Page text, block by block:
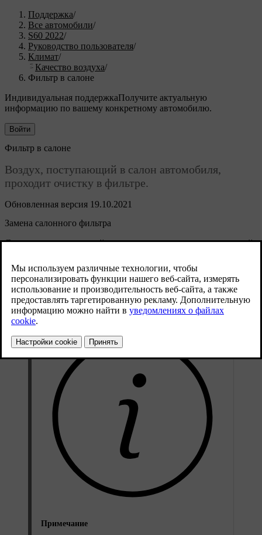
Поддержка/
Все автомобили/
S60 2022/
Руководство пользователя/
Климат/
Качество воздуха/
Фильтр в салоне
Индивидуальная поддержкаПолучите актуальную
информацию по вашему конкретному автомобилю.
Войти
Обновленная версия 19.10.2021
Фильтр в салоне
Воздух, поступающий в салон автомобиля,
проходит очистку в фильтре.
Замена салонного фильтра
Для сохранения высокой производительности климатической
Выполняйте Программу техобслуживания Volvo в отношении
рекомендуемого интервала замены. При эксплуатации
автомобиля в сильно загрязненной среде следует чаще
проводить замену фильтра.
Примечание